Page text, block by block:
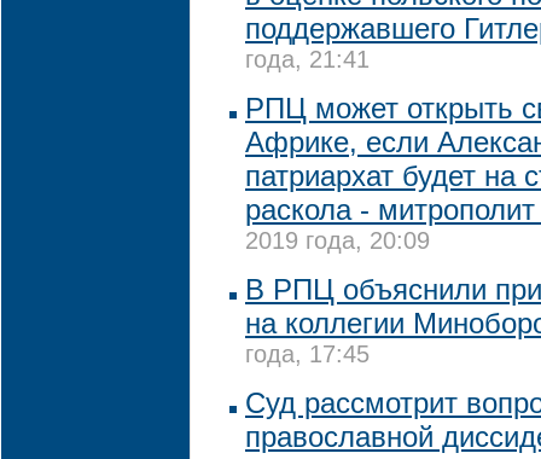
поддержавшего
года, 21:41
РПЦ может открыть
Африке, если
патриархат будет на
раскола -
2019 года, 20:09
В РПЦ объяснили
на коллегии
года, 17:45
Суд рассмотрит
православной